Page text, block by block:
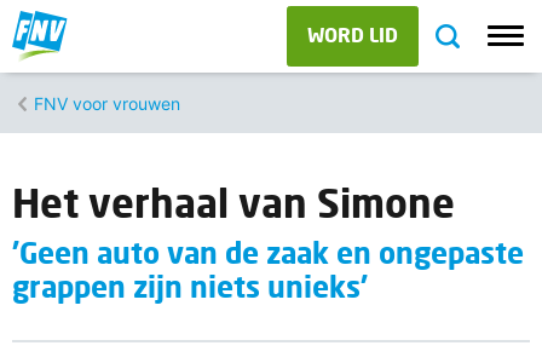
WORD LID
FNV voor vrouwen
Het verhaal van Simone
'Geen auto van de zaak en ongepaste
grappen zijn niets unieks'